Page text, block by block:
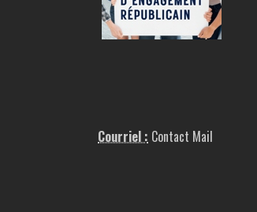
Courriel : Contact Mail